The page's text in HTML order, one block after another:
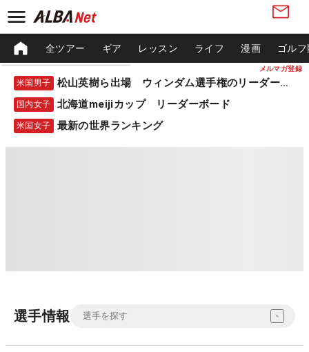
メルマガ登録
全ツアー ギア レッスン ライフ 漫画 ゴル
米国男子 松山英樹ら出場 ウィンダム選手権のリーダーボード
国内女子 北海道meijiカップ リーダーボード
米国女子 最新の世界ランキング
選手情報